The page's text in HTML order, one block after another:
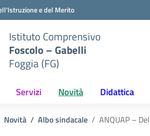
e del Merito
Istituto Comprensivo
Foscolo – Gabelli
Foggia (FG)
Servizi Novità Didattica
Novità Albo sindacale ANQUAP –